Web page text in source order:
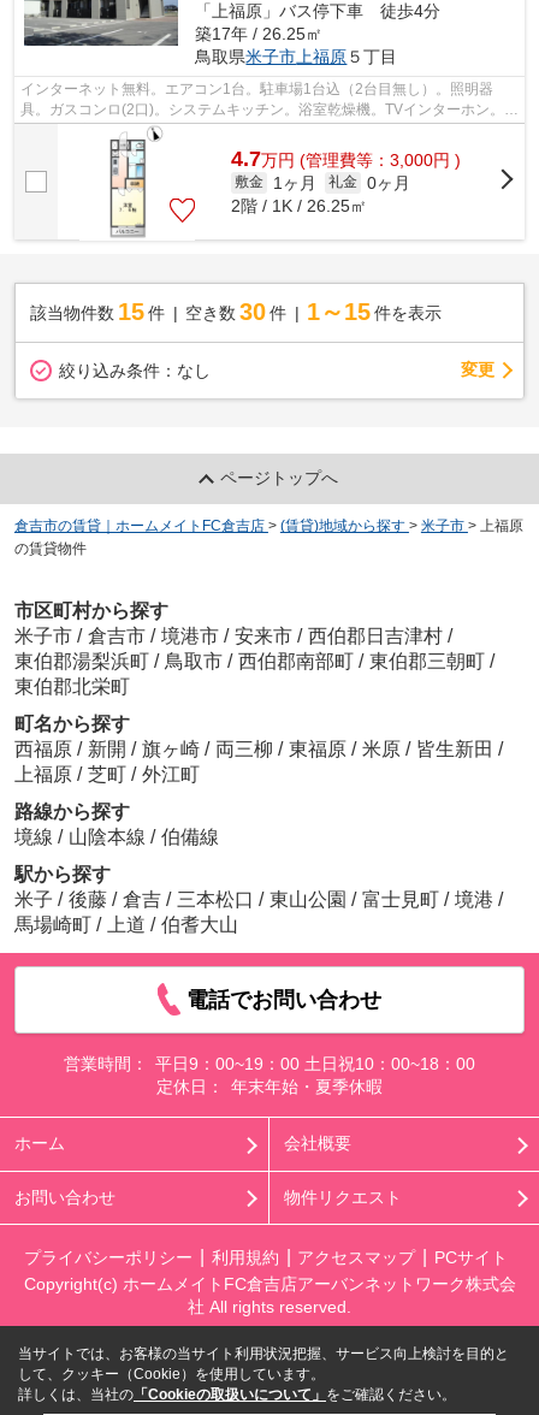
「上福原」バス停下車 徒歩4分
築17年 / 26.25㎡
鳥取県米子市上福原５丁目
インターネット無料。エアコン1台。駐車場1台込（2台目無し）。照明器
具。ガスコンロ(2口)。システムキッチン。浴室乾燥機。TVインターホン。温
水洗浄便座。独立洗面台。南向き。クロ...
4.7万円 (管理費等：3,000円 )
敷金 1ヶ月 礼金 0ヶ月
2階 / 1K / 26.25㎡
該当物件数 15件 空き数 30 件 1～15 件を表示
絞り込み条件： なし 変更
ページトップへ
倉吉市の賃貸｜ホームメイトFC倉吉店 > (賃貸)地域から探す > 米子市 > 上福原
の賃貸物件
市区町村から探す
米子市 / 倉吉市 / 境港市 / 安来市 / 西伯郡日吉津村 /
東伯郡湯梨浜町 / 鳥取市 / 西伯郡南部町 / 東伯郡三朝町 /
東伯郡北栄町
町名から探す
西福原 / 新開 / 旗ヶ崎 / 両三柳 / 東福原 / 米原 / 皆生新田 /
上福原 / 芝町 / 外江町
路線から探す
境線 / 山陰本線 / 伯備線
駅から探す
米子 / 後藤 / 倉吉 / 三本松口 / 東山公園 / 富士見町 / 境港 /
馬場崎町 / 上道 / 伯耆大山
電話でお問い合わせ
営業時間：
平日9：00~19：00 土日祝10：00~18：00
定休日：
年末年始・夏季休暇
ホーム 会社概要
お問い合わせ 物件リクエスト
プライバシーポリシー 利用規約 アクセスマップ
PCサイト
Copyright(c) ホームメイトFC倉吉店アーバンネットワーク株式会
社 All rights reserved.
当サイトでは、お客様の当サイト利用状況把握、サービス向上検討を目的と
して、クッキー（Cookie）を使用しています。
詳しくは、当社の 「Cookieの取扱いについて」 をご確認ください。